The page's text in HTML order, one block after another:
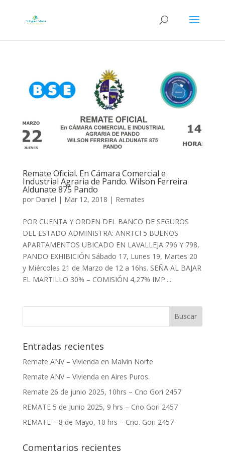
Remate Oficial. En Cámara Comercial e
Industrial Agraria de Pando. Wilson Ferreira
Aldunate 875 Pando
por Daniel | Mar 12, 2018 | Remates
POR CUENTA Y ORDEN DEL BANCO DE SEGUROS
DEL ESTADO ADMINISTRA: ANRTCI 5 BUENOS
APARTAMENTOS UBICADO EN LAVALLEJA 796 Y 798,
PANDO EXHIBICIÓN Sábado 17, Lunes 19, Martes 20
y Miércoles 21 de Marzo de 12 a 16hs. SEÑA AL BAJAR
EL MARTILLO 30% – COMISIÓN 4,27% IMP....
Entradas recientes
Remate ANV – Vivienda en Malvín Norte
Remate ANV – Vivienda en Aires Puros.
Remate 26 de junio 2025, 10hrs – Cno Gori 2457
REMATE 5 de Junio 2025, 9 hrs – Cno Gori 2457
REMATE – 8 de Mayo, 10 hrs – Cno. Gori 2457
Comentarios recientes